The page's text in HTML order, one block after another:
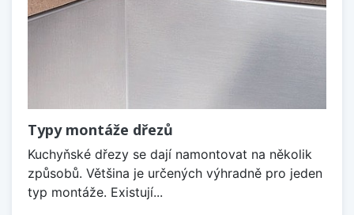
Typy montáže dřezů
Kuchyňské dřezy se dají namontovat na několik
způsobů. Většina je určených výhradně pro jeden
typ montáže. Existují...